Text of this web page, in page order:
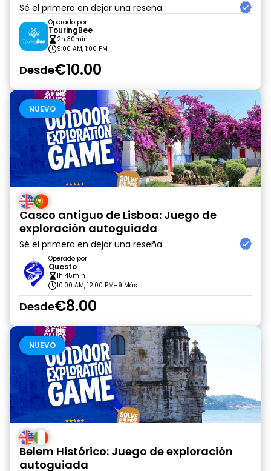
Sé el primero en dejar una reseña
Operado por
TouringBee
2h 30min
9:00 AM, 1:00 PM
Desde€10.00
NUEVO
Casco antiguo de Lisboa: Juego de
exploración autoguiada
Sé el primero en dejar una reseña
Operado por
Questo
1h 45min
10:00 AM, 12:00 PM+9 Más
Desde€8.00
NUEVO
Belem Histórico: Juego de exploración
autoguiada